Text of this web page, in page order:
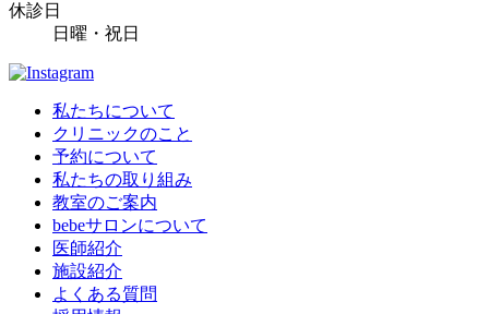
休診日
日曜・祝日
私たちについて
クリニックのこと
予約について
私たちの取り組み
教室のご案内
bebeサロンについて
医師紹介
施設紹介
よくある質問